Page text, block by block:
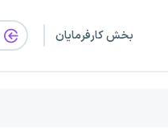
بخش کارفرمایان